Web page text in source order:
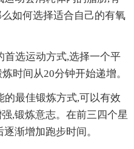
如何选择适合自己的有氧
选运动方式,选择一个平
时间从20分钟开始递增。
最佳锻炼方式,可以有效
,锻炼意志。在前三四个星
渐增加跑步时间。